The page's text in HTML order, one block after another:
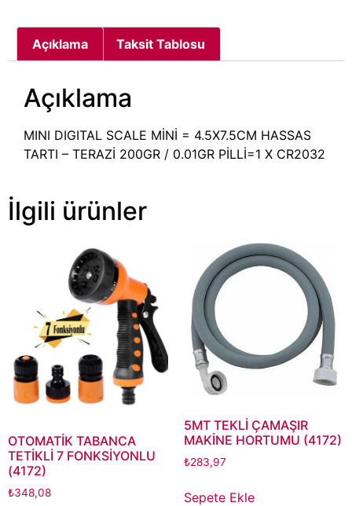
Açıklama Taksit Tablosu
Açıklama
MINI DIGITAL SCALE MİNİ = 4.5X7.5CM HASSAS
TARTI – TERAZİ 200GR / 0.01GR PİLLİ=1 X CR2032
İlgili ürünler
OTOMATİK TABANCA
TETİKLİ 7 FONKSİYONLU
(4172)
₺348,08
5MT TEKLİ ÇAMAŞIR
MAKİNE HORTUMU (4172)
₺283,97
Sepete Ekle